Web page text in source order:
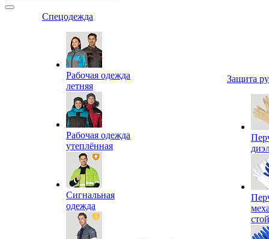
Спецодежда
Рабочая одежда
летняя
Рабочая одежда
утеплённая
Сигнальная
одежда
Защита